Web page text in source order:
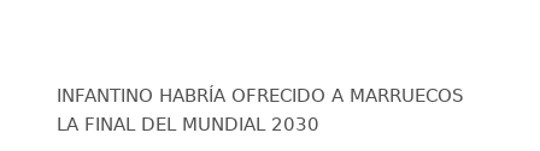
INFANTINO HABRÍA OFRECIDO A MARRUECOS
LA FINAL DEL MUNDIAL 2030